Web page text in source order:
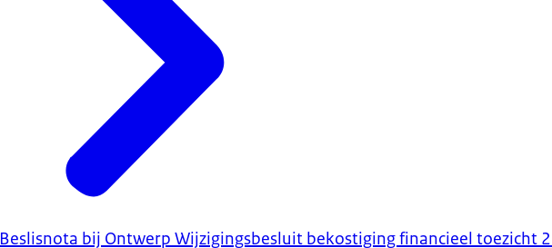
Beslisnota bij Ontwerp Wijzigingsbesluit bekostiging financieel toezicht